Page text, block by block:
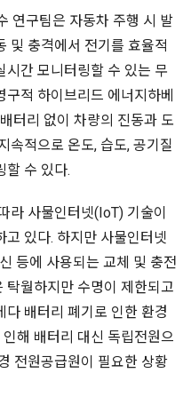
연구팀은 자동차 주행 시 발
및 충격에서 전기를 효율적
시간 모니터링할 수 있는 무
적 하이브리드 에너지하베
터리 없이 차량의 진동과 도
속적으로 온도, 습도, 공기질
할 수 있다.
라 사물인터넷(IoT) 기술이
있다. 하지만 사물인터넷
등에 사용되는 교체 및 충전
탁월하지만 수명이 제한되고
배터리 폐기로 인한 환경
해 배터리 대신 독립전원으
전원공급원이 필요한 상황